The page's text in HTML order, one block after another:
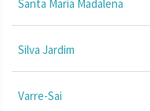
Santa Maria Madalena
Silva Jardim
Varre-Sai